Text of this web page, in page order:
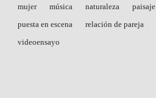
mujer
música naturaleza paisaje
puesta en escena
relación de pareja
videoensayo